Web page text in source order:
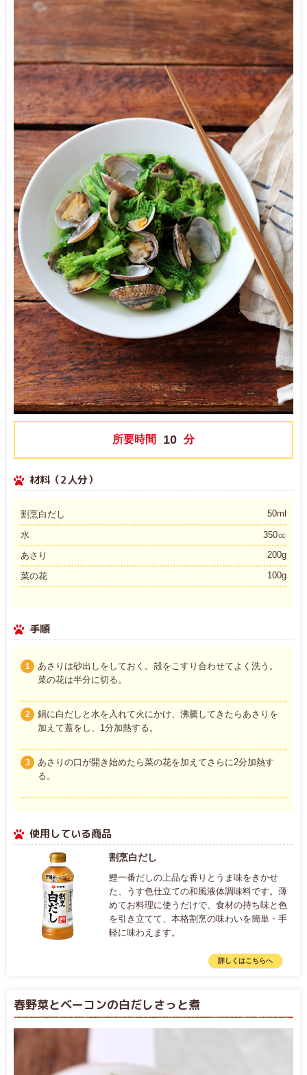
所要時間 10 分
材料（2人分）
割烹白だし 50ml
水
350㏄
あさり
200g
菜の花 100g
手順
1
あさりは砂出しをしておく。殻をこすり合わせてよく洗う。
菜の花は半分に切る。
2
鍋に白だしと水を入れて火にかけ、沸騰してきたらあさりを
加えて蓋をし、1分加熱する。
3
あさりの口が開き始めたら菜の花を加えてさらに2分加熱す
る。
使用している商品
割烹白だし
鰹一番だしの上品な香りとうま味をきかせ
た、うす色仕立ての和風液体調味料です。薄
めてお料理に使うだけで、食材の持ち味と色
を引き立てて、本格割烹の味わいを簡単・手
軽に味わえます。
詳しくはこちらへ
春野菜とベーコンの白だしさっと煮